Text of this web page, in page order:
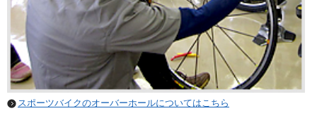
スポーツバイクのオーバーホールについてはこちら